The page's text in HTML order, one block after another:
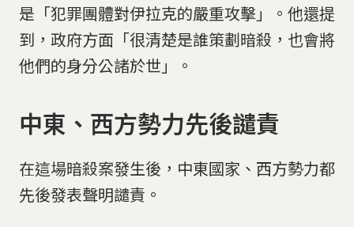
是「犯罪團體對伊拉克的嚴重攻擊」。他還提
到，政府方面「很清楚是誰策劃暗殺，也會將
他們的身分公諸於世」。
中東、西方勢力先後譴責
在這場暗殺案發生後，中東國家、西方勢力都
先後發表聲明譴責。